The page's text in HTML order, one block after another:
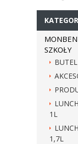
SZKOŁY
1L
1,7L